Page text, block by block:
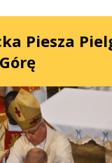
Piesza